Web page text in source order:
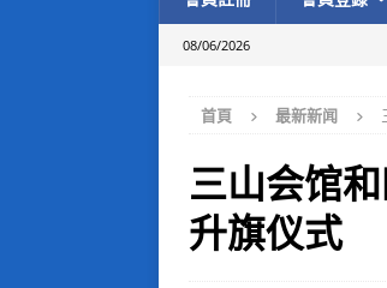
08/06/2026
首頁 最新新闻
三山会馆
升旗仪式